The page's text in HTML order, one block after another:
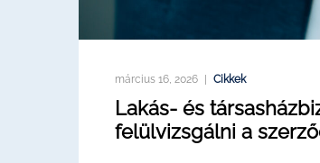
március 16, 2026 Cikkek
Lakás- és
felülvizsgálni a